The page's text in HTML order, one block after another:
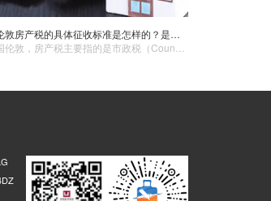
英国伦敦房产税的具体征收标准是怎样的？是按照房产价值、面积还是其他因素来计算？